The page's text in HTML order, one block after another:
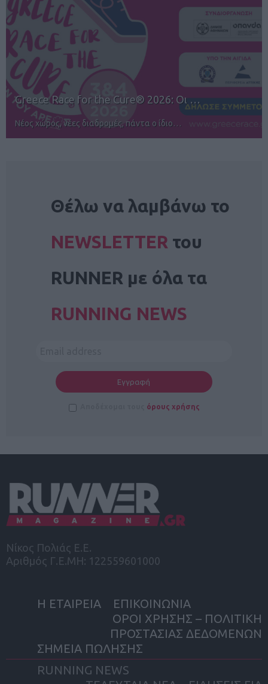
12ος TUI Rhodes Marathon: Άνοιγμα ε…
Αγώνες για όλους στην Ρόδο
Θέλω να λαμβάνω το
NEWSLETTER του
RUNNER με όλα τα
RUNNING NEWS
όρους χρήσης
Νίκος Πολιάς Ε.Ε.
Αριθμός Γ.Ε.ΜΗ: 122559601000
Η ΕΤΑΙΡΕΙΑ
ΕΠΙΚΟΙΝΩΝΙΑ
ΟΡΟΙ ΧΡΗΣΗΣ – ΠΟΛΙΤΙΚΗ
ΠΡΟΣΤΑΣΙΑΣ ΔΕΔΟΜΕΝΩΝ
ΣΗΜΕΙΑ ΠΩΛΗΣΗΣ
RUNNING NEWS